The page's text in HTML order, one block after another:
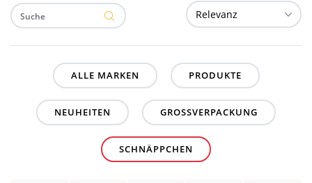
ALLE MARKEN PRODUKTE
NEUHEITEN GROSSVERPACKUNG
SCHNÄPPCHEN